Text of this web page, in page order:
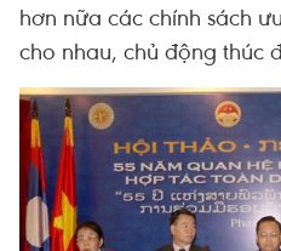
hơn nữa các chính sách
cho nhau, chủ động thúc